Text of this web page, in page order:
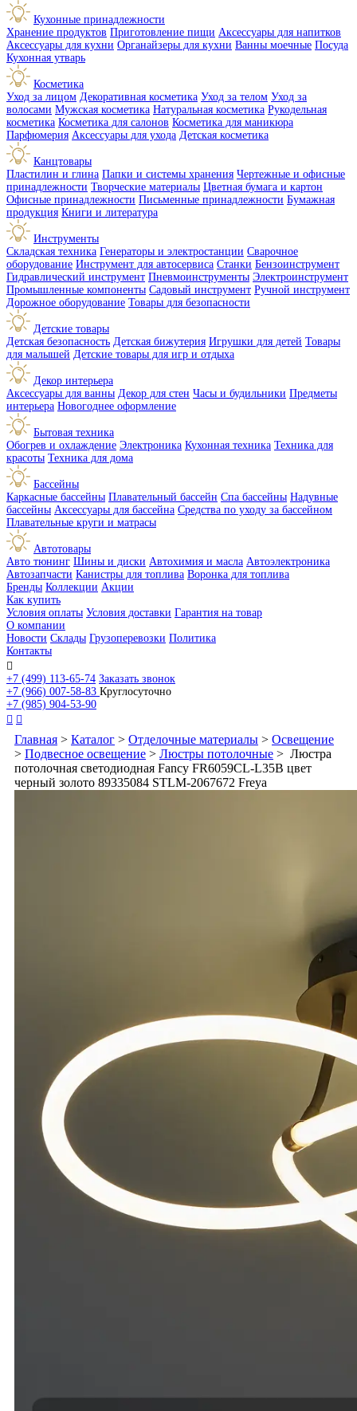
Кухонные принадлежности
Хранение продуктов Приготовление пищи Аксессуары для напитков
Аксессуары для кухни Органайзеры для кухни Ванны моечные Посуда
Кухонная утварь
Косметика
Уход за лицом Декоративная косметика Уход за телом Уход за
волосами Мужская косметика Натуральная косметика Рукодельная
косметика Косметика для салонов Косметика для маникюра
Парфюмерия Аксессуары для ухода Детская косметика
Канцтовары
Пластилин и глина Папки и системы хранения Чертежные и офисные
принадлежности Творческие материалы Цветная бумага и картон
Офисные принадлежности Письменные принадлежности Бумажная
продукция Книги и литература
Инструменты
Складская техника Генераторы и электростанции Сварочное
оборудование Инструмент для автосервиса Станки Бензоинструмент
Гидравлический инструмент Пневмоинструменты Электроинструмент
Промышленные компоненты Садовый инструмент Ручной инструмент
Дорожное оборудование Товары для безопасности
Детские товары
Детская безопасность Детская бижутерия Игрушки для детей Товары
для малышей Детские товары для игр и отдыха
Декор интерьера
Аксессуары для ванны Декор для стен Часы и будильники Предметы
интерьера Новогоднее оформление
Бытовая техника
Обогрев и охлаждение Электроника Кухонная техника Техника для
красоты Техника для дома
Бассейны
Каркасные бассейны Плавательный бассейн Спа бассейны Надувные
бассейны Аксессуары для бассейна Средства по уходу за бассейном
Плавательные круги и матрасы
Автотовары
Авто тюнинг Шины и диски Автохимия и масла Автоэлектроника
Автозапчасти Канистры для топлива Воронка для топлива
Бренды Коллекции Акции
Как купить
Условия оплаты Условия доставки Гарантия на товар
О компании
Новости Склады Грузоперевозки Политика
Контакты

+7 (499) 113-65-74 Заказать звонок
+7 (966) 007-58-83 Круглосуточно
+7 (985) 904-53-90
 
Главная > Каталог > Отделочные материалы > Освещение
> Подвесное освещение > Люстры потолочные > Люстра
потолочная светодиодная Fancy FR6059CL-L35B цвет
черный золото 89335084 STLM-2067672 Freya